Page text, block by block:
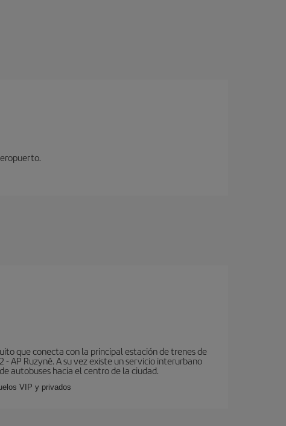
que conecta con la principal estación de trenes de
AP Ruzyně. A su vez existe un servicio interurbano
autobuses hacia el centro de la ciudad.
VIP y privados